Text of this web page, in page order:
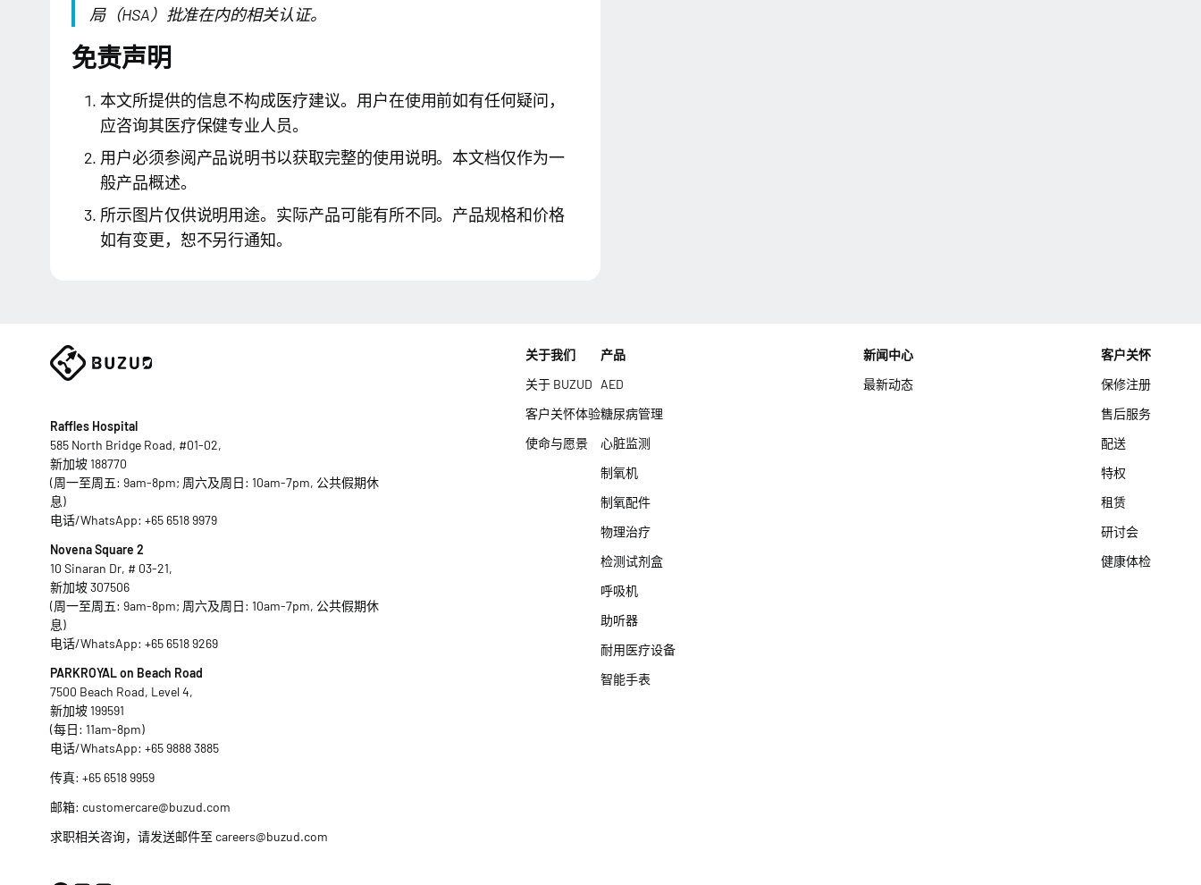
局（HSA）批准在内的相关认证。
免责声明
本文所提供的信息不构成医疗建议。用户在使用前如有任何疑问，
应咨询其医疗保健专业人员。
用户必须参阅产品说明书以获取完整的使用说明。本文档仅作为一
般产品概述。
所示图片仅供说明用途。实际产品可能有所不同。产品规格和价格
如有变更，恕不另行通知。
Raffles Hospital
585 North Bridge Road, #01-02,
新加坡 188770
(周一至周五: 9am-8pm; 周六及周日: 10am-7pm, 公共假期休
息)
电话/WhatsApp: +65 6518 9979
Novena Square 2
10 Sinaran Dr, # 03-21,
新加坡 307506
(周一至周五: 9am-8pm; 周六及周日: 10am-7pm, 公共假期休
息)
电话/WhatsApp: +65 6518 9269
PARKROYAL on Beach Road
7500 Beach Road, Level 4,
新加坡 199591
(每日: 11am-8pm)
电话/WhatsApp: +65 9888 3885
传真: +65 6518 9959
邮箱: customercare@buzud.com
求职相关咨询，请发送邮件至 careers@buzud.com
关于我们
关于 BUZUD
客户关怀体验
使命与愿景
产品
AED
糖尿病管理
心脏监测
制氧机
制氧配件
物理治疗
检测试剂盒
呼吸机
助听器
耐用医疗设备
智能手表
新闻中心
最新动态
客户关怀
保修注册
售后服务
配送
特权
租赁
研讨会
健康体检